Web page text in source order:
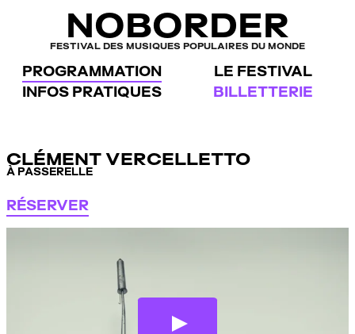
NOBORDER
FESTIVAL DES MUSIQUES POPULAIRES DU MONDE
PROGRAMMATION
LE FESTIVAL
INFOS PRATIQUES
BILLETTERIE
CLÉMENT VERCELLETTO
À PASSERELLE
RÉSERVER